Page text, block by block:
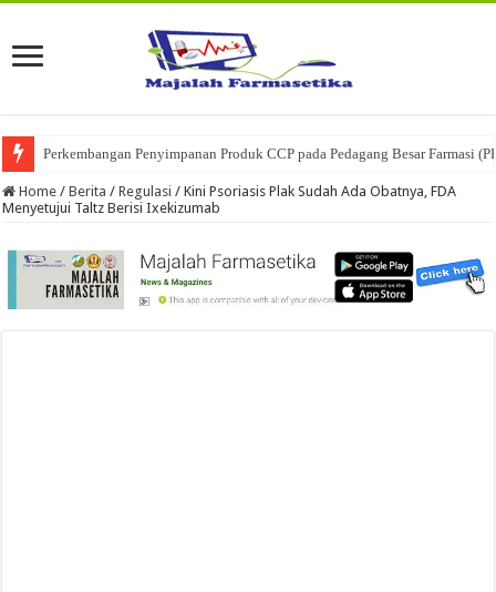
Perkembangan Penyimpanan Produk CCP pada Pedagang Besar Farmasi
Ketika Obat Menunggu Keputusan: Mengenal Peran Karantina Produk
Home / Berita / Regulasi / Kini Psoriasis Plak Sudah Ada Obatnya, FDA
Menyetujui Taltz Berisi Ixekizumab